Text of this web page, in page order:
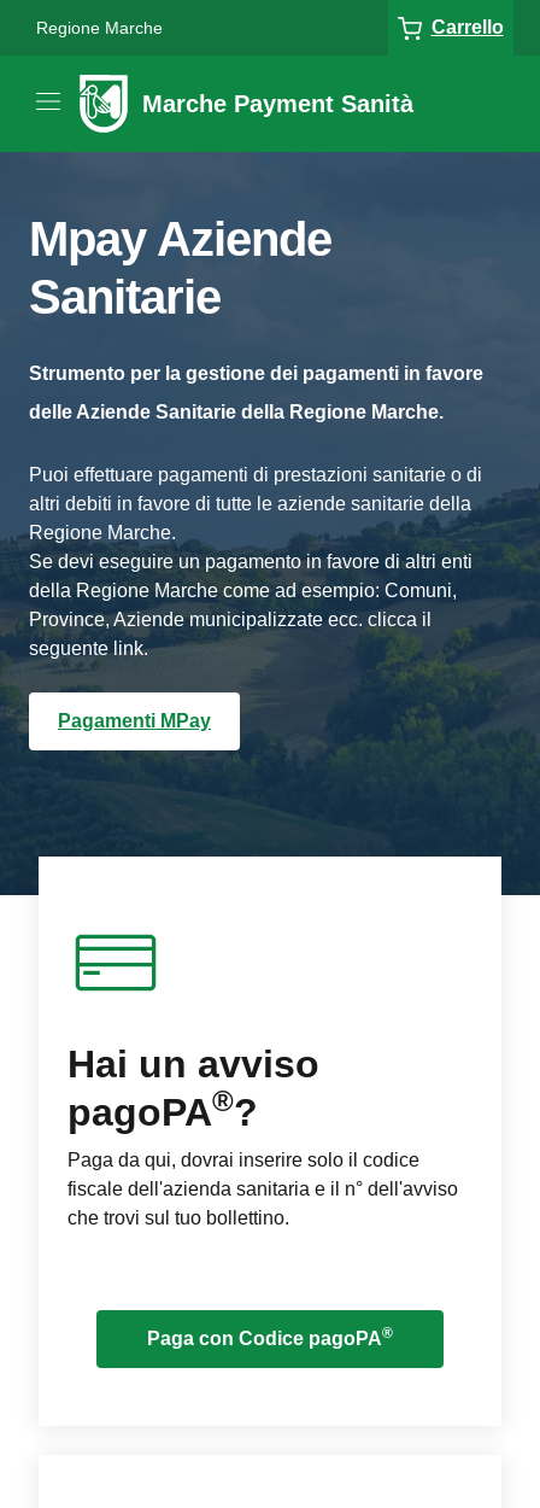
Regione Marche Carrello
Marche Payment Sanità
Mpay Aziende
Sanitarie
Strumento per la gestione dei pagamenti in favore
delle Aziende Sanitarie della Regione Marche.
Puoi effettuare pagamenti di prestazioni sanitarie o di
altri debiti in favore di tutte le aziende sanitarie della
Regione Marche.
Se devi eseguire un pagamento in favore di altri enti
della Regione Marche come ad esempio: Comuni,
Province, Aziende municipalizzate ecc. clicca il
seguente link.
Pagamenti MPay
Hai un avviso
pagoPA®?
Paga da qui, dovrai inserire solo il codice
fiscale dell'azienda sanitaria e il n° dell'avviso
che trovi sul tuo bollettino.
Paga con Codice pagoPA®